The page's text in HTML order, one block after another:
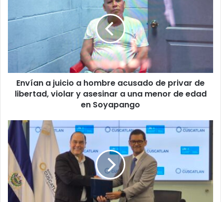
a
de
de
libertad,
violar
a
menor
de
edad
en
Soyapango
Envían a juicio a hombre acusado de privar de
libertad, violar y asesinar a una menor de edad
en Soyapango
Banco
Cuscatlán
se
une
iniciativa
global